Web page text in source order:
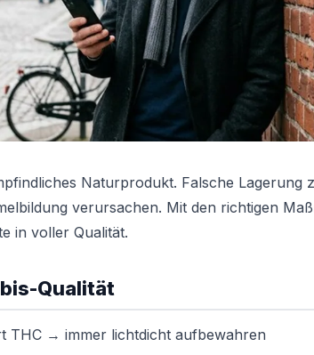
Naturprodukt. Falsche Lagerung
verursachen. Mit den richtigen
in voller Qualität.
Qualität
THC → immer lichtdicht aufbewahren